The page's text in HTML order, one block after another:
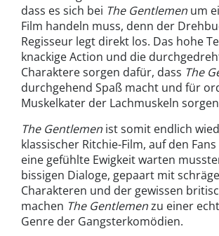
dass es sich bei The Gentlemen um
Film handeln muss, denn der
Regisseur legt direkt los. Das hohe
knackige Action und die
Charaktere sorgen dafür, dass The
durchgehend Spaß macht und für
Muskelkater der Lachmuskeln
The Gentlemen ist somit endlich
klassischer Ritchie-Film, auf den
eine gefühlte Ewigkeit warten
bissigen Dialoge, gepaart mit
Charakteren und der gewissen
machen The Gentlemenzu einer
Genre der Gangsterkomödien.